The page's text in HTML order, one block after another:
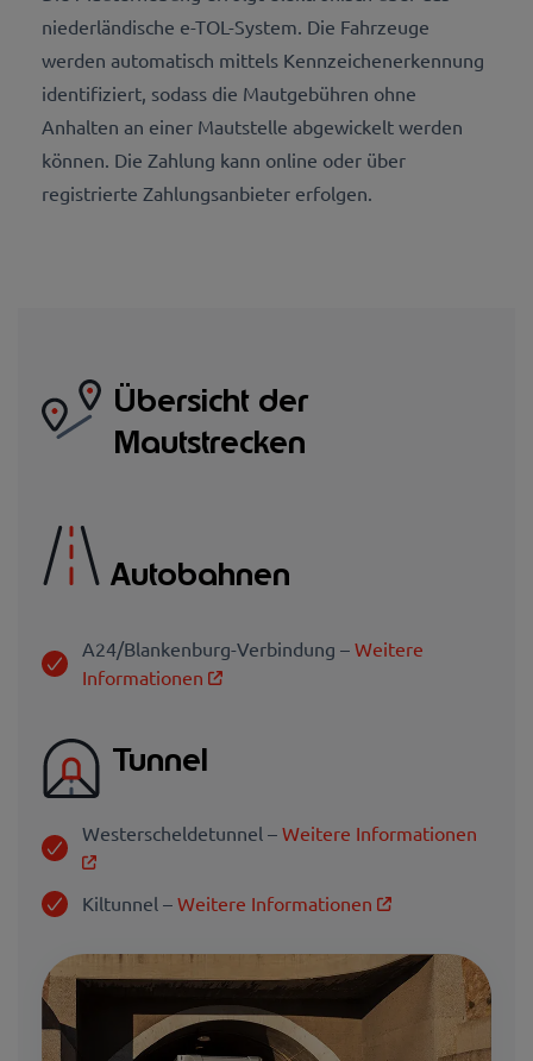
niederländische e-TOL-System. Die Fahrzeuge
werden automatisch mittels Kennzeichenerkennung
identifiziert, sodass die Mautgebühren ohne
Anhalten an einer Mautstelle abgewickelt werden
können. Die Zahlung kann online oder über
registrierte Zahlungsanbieter erfolgen.
Übersicht der
Mautstrecken
Autobahnen
A24/Blankenburg-Verbindung – Weitere
Informationen
Tunnel
Westerscheldetunnel – Weitere Informationen
Kiltunnel – Weitere Informationen